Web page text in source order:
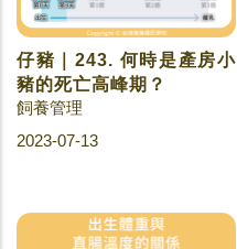
仔豬｜243. 何時是產房小
豬的死亡高峰期？
飼養管理
2023-07-13